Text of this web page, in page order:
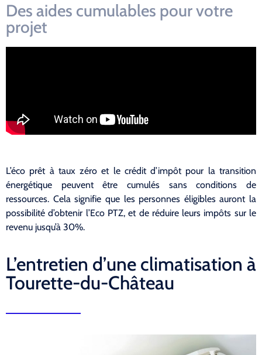
Des aides cumulables pour votre
projet
L’éco prêt à taux zéro et le crédit d’impôt pour la transition
énergétique peuvent être cumulés sans conditions de
ressources. Cela signifie que les personnes éligibles auront la
possibilité d’obtenir l’Eco PTZ, et de réduire leurs impôts sur le
revenu jusqu’à 30%.
L’entretien d’une climatisation à
Tourette-du-Château